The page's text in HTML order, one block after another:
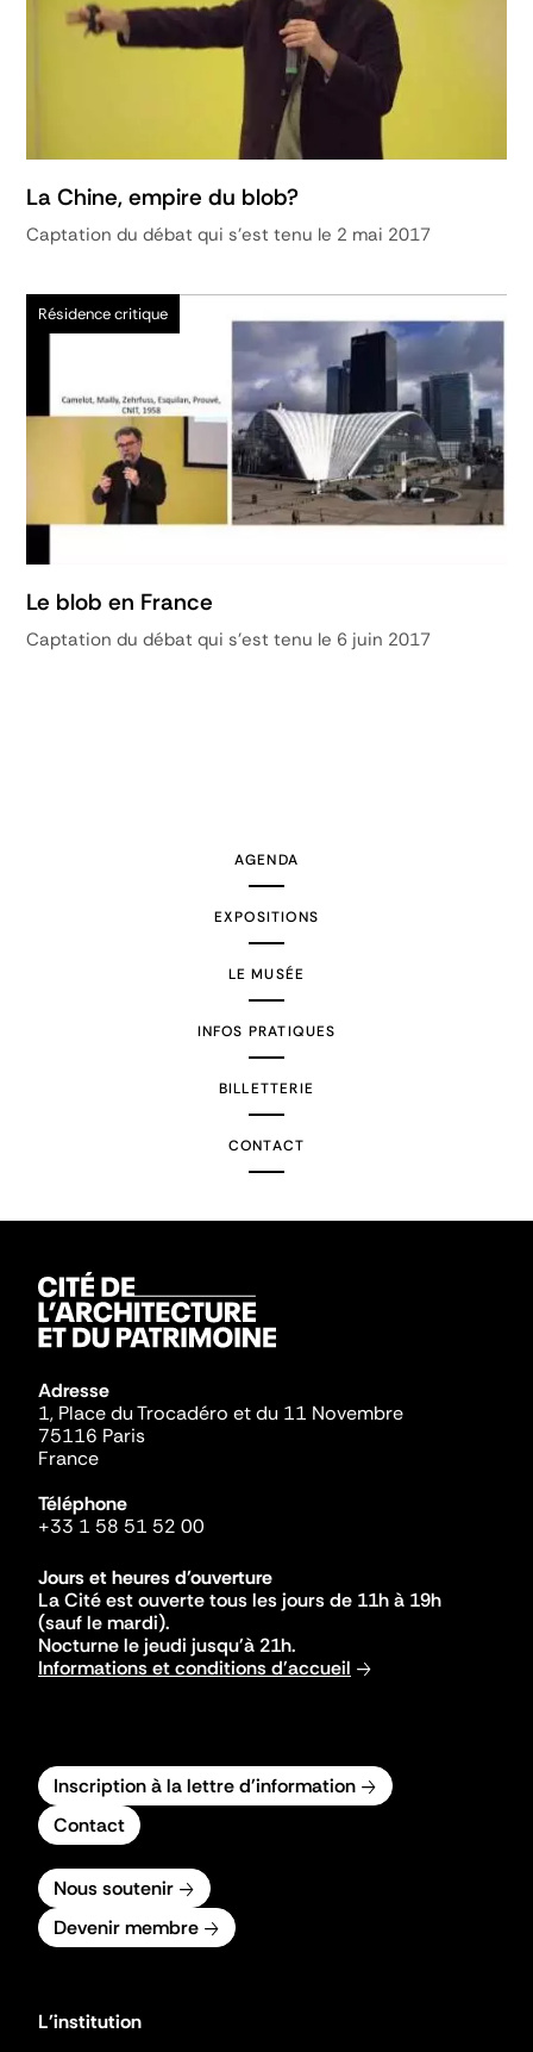
La Chine, empire du blob?
Captation du débat qui s'est tenu le 2 mai 2017
Résidence critique
Le blob en France
Captation du débat qui s'est tenu le 6 juin 2017
AGENDA
EXPOSITIONS
LE MUSÉE
INFOS PRATIQUES
BILLETTERIE
CONTACT
Adresse
1, Place du Trocadéro et du 11 Novembre
75116 Paris
France
Téléphone
+33 1 58 51 52 00
Jours et heures d'ouverture
La Cité est ouverte tous les jours de 11h à 19h
(sauf le mardi).
Nocturne le jeudi jusqu'à 21h.
Informations et conditions d'accueil
Inscription à la lettre d'information
Contact
Nous soutenir
Devenir membre
L'institution